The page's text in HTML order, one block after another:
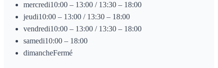
mercredi10:00 – 13:00 / 13:30 – 18:00
jeudi10:00 – 13:00 / 13:30 – 18:00
vendredi10:00 – 13:00 / 13:30 – 18:00
samedi10:00 – 18:00
dimancheFermé